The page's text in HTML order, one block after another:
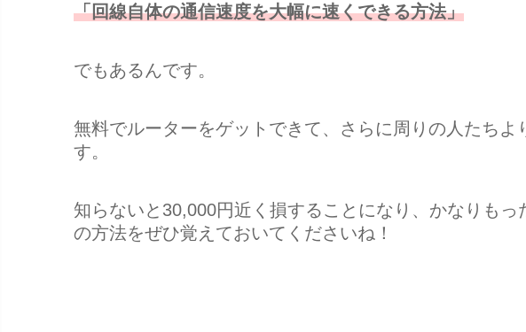
「回線自体の通信速度を大幅に速くできる方法」
でもあるんです。
無料でルーターをゲットできて、さらに周りの人たちよ
す。
知らないと30,000円近く損することになり、かなりもっ
の方法をぜひ覚えておいてくださいね！